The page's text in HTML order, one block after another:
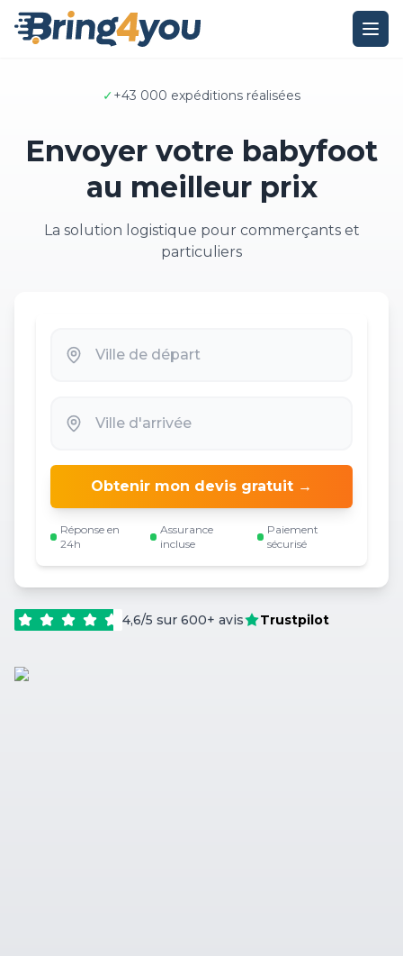
✓+43 000 expéditions réalisées
Envoyer votre babyfoot
au meilleur prix
La solution logistique pour commerçants et
particuliers
Obtenir mon devis gratuit →
Réponse en
24h
Assurance
incluse
Paiement
sécurisé
4,6/5 sur 600+ avis Trustpilot